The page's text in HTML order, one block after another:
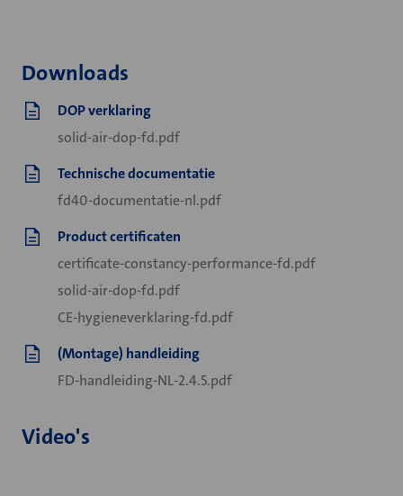
Downloads
DOP verklaring
solid-air-dop-fd.pdf
Technische documentatie
fd40-documentatie-nl.pdf
Product certificaten
certificate-constancy-performance-fd.pdf
solid-air-dop-fd.pdf
CE-hygieneverklaring-fd.pdf
(Montage) handleiding
FD-handleiding-NL-2.4.5.pdf
Video's